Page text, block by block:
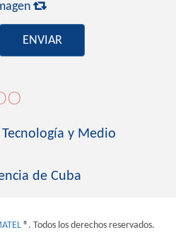

ENVIAR
y Medio
de Cuba
®. Todos los derechos reservados.